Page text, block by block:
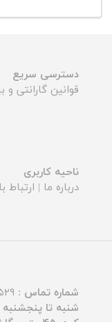
دسترسی سریع
قوانین گارانتی و
ناحیه کاربری
درباره ما | ارتباط
شماره تماس :
شنبه تا پنجشنبه از ساعت ۹ الی ۱۳ و ۱۶:۳۰ الی